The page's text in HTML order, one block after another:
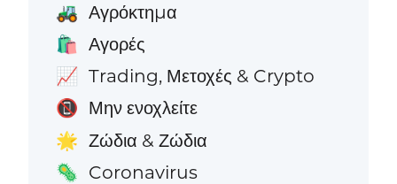
🚜 Αγρόκτημα
🛍️ Αγορές
📈 Trading, Μετοχές & Crypto
📵 Μην ενοχλείτε
🌟 Ζώδια & Ζώδια
🦠 Coronavirus